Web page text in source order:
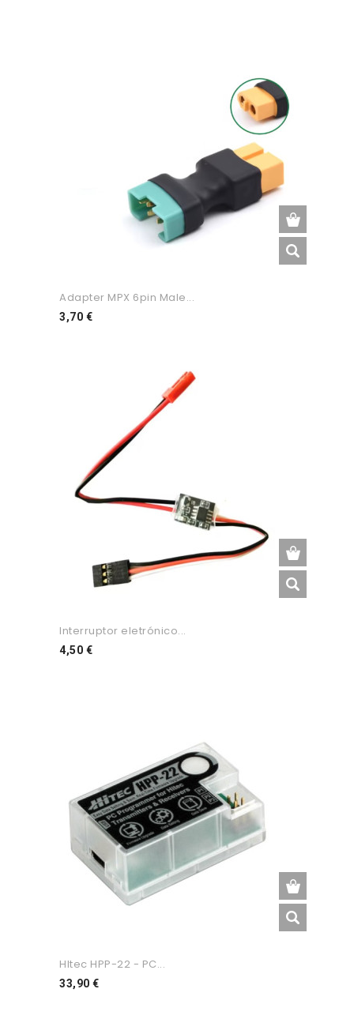
Adapter MPX 6pin Male...
3,70 €Preço
Interruptor eletrónico...
4,50 €Preço
HItec HPP-22 - PC...
33,90 €Preço